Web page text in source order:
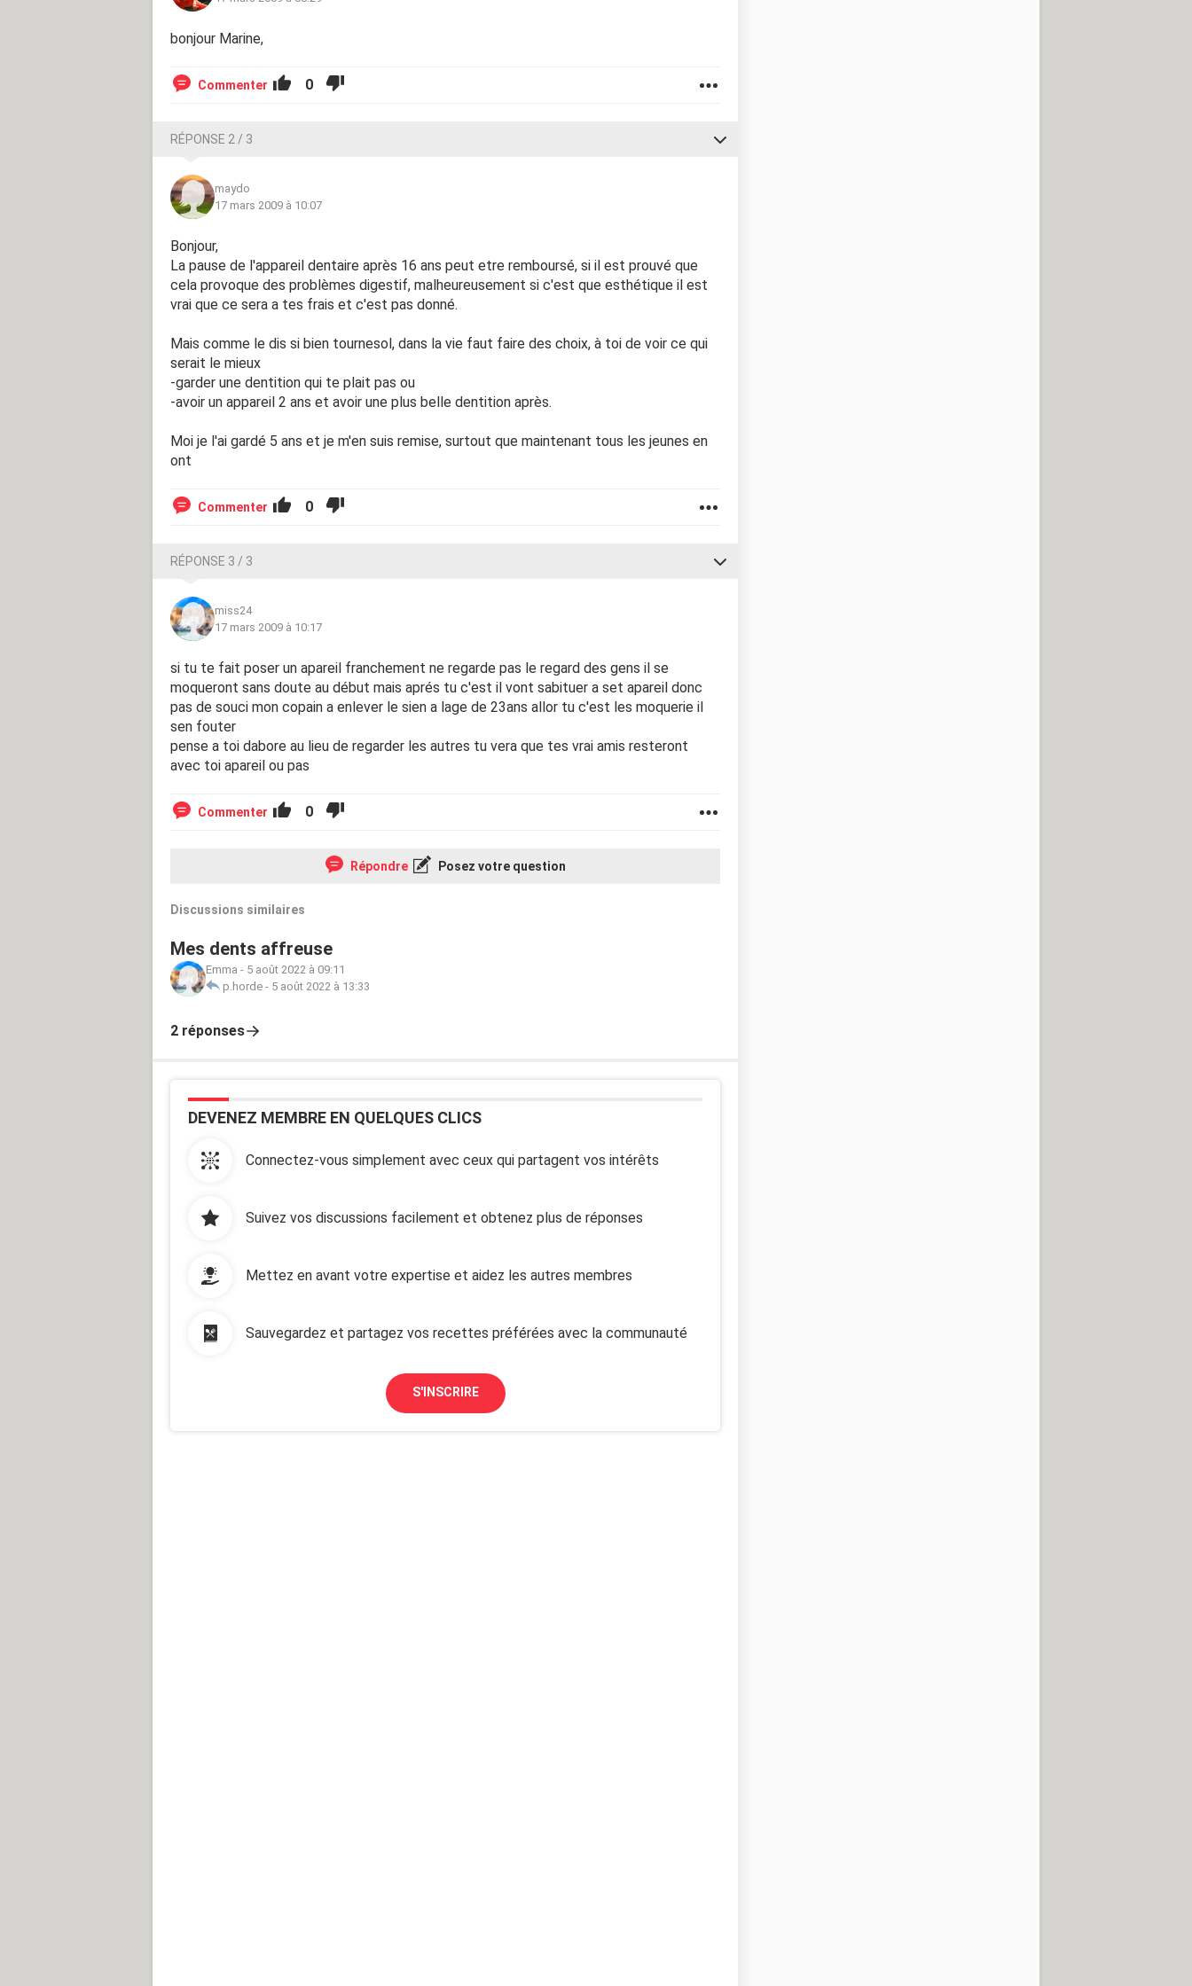
Merci de me répondre et surtout, j'aimerais bien que vous me fassiez partager votre
S'il vous plait aidez moi je ne sais pas quoi faire...
mes dents me gachent la vie...
bonjour Marine,
Commenter 0
RÉPONSE 2 / 3
maydo
17 mars 2009 à 10:07
Bonjour,
La pause de l'appareil dentaire après 16 ans peut etre remboursé, si il est prouvé que
cela provoque des problèmes digestif, malheureusement si c'est que esthétique il est
vrai que ce sera a tes frais et c'est pas donné.
Mais comme le dis si bien tournesol, dans la vie faut faire des choix, à toi de voir ce qui
serait le mieux
-garder une dentition qui te plait pas ou
-avoir un appareil 2 ans et avoir une plus belle dentition après.
Moi je l'ai gardé 5 ans et je m'en suis remise, surtout que maintenant tous les jeunes en
ont
Commenter 0
RÉPONSE 3 / 3
miss24
17 mars 2009 à 10:17
si tu te fait poser un apareil franchement ne regarde pas le regard des gens il se
moqueront sans doute au début mais aprés tu c'est il vont sabituer a set apareil donc
pas de souci mon copain a enlever le sien a lage de 23ans allor tu c'est les moquerie il
sen fouter
pense a toi dabore au lieu de regarder les autres tu vera que tes vrai amis resteront
avec toi apareil ou pas
Commenter 0
Répondre Posez votre question
Discussions similaires
Mes dents affreuse
Emma - 5 août 2022 à 09:11
p.horde - 5 août 2022 à 13:33
2 réponses
DEVENEZ MEMBRE EN QUELQUES CLICS
Connectez-vous simplement avec ceux qui partagent vos intérêts
Suivez vos discussions facilement et obtenez plus de réponses
Mettez en avant votre expertise et aidez les autres membres
Sauvegardez et partagez vos recettes préférées avec la communauté
S'INSCRIRE